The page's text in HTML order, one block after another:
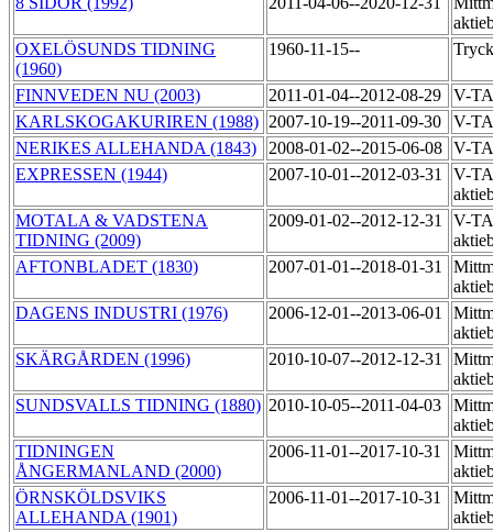
OXELÖSUNDS TIDNING
(1960)
1960-11-15--
FINNVEDEN NU (2003) 2011-01-04--2012-08-29
V-
KARLSKOGAKURIREN (1988) 2007-10-19--2011-09-30
V-
NERIKES ALLEHANDA (1843)
2008-01-02--2015-06-08 V-
EXPRESSEN (1944)
2007-10-01--2012-03-31
V-
MOTALA & VADSTENA
TIDNING (2009)
2009-01-02--2012-12-31
V-
AFTONBLADET (1830)
2007-01-01--2018-01-31
DAGENS INDUSTRI (1976)
2006-12-01--2013-06-01
SKÄRGÅRDEN (1996)
2010-10-07--2012-12-31
SUNDSVALLS TIDNING (1880) 2010-10-05--2011-04-03
TIDNINGEN
ÅNGERMANLAND (2000)
2006-11-01--2017-10-31
ÖRNSKÖLDSVIKS
ALLEHANDA (1901)
2006-11-01--2017-10-31